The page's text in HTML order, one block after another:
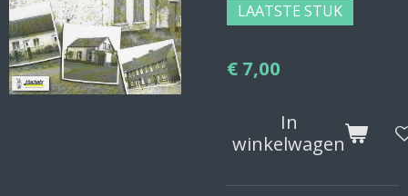
LAATSTE STUK
€ 7,00
In
winkelwagen